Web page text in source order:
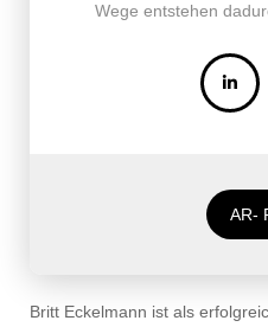
Wege entstehen
AR-
Britt Eckelmann ist als